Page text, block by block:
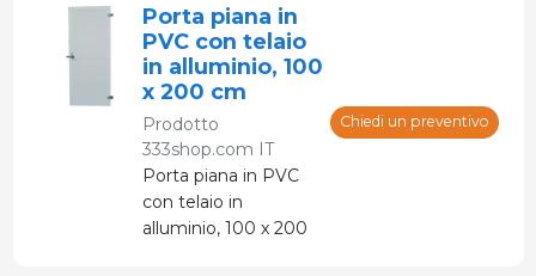
Porta piana in
PVC con telaio
in alluminio, 100
x 200 cm
Prodotto
333shop.com IT
Porta piana in PVC
con telaio in
alluminio, 100 x 200
Chiedi un preventivo